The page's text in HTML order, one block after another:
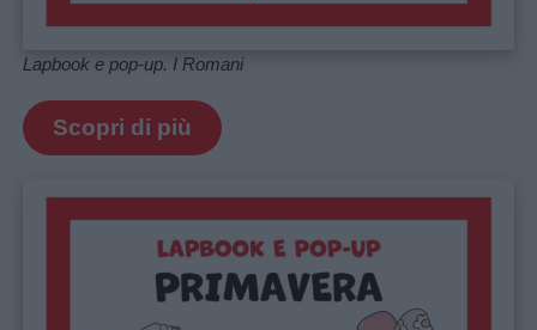
Lapbook e pop-up. I Romani
Scopri di più